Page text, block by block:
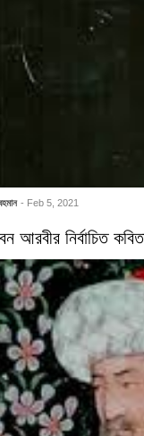
- Feb 5, 2021
আরবীর নির্বাচিত